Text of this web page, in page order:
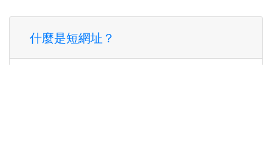
什麼是短網址？